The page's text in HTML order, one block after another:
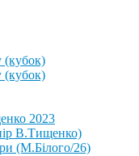
(кубок)
(кубок)
2023
В.Тищенко)
(М.Білого/26)